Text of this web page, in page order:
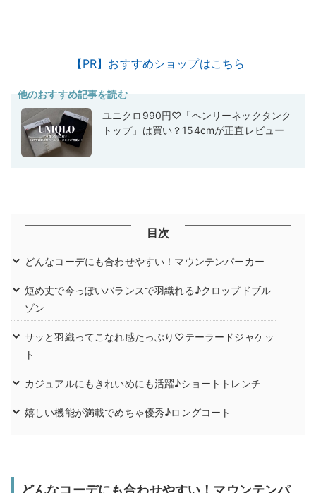
【PR】おすすめショップはこちら
他のおすすめ記事を読む
ユニクロ990円♡「ヘンリーネックタンク
トップ」は買い？154cmが正直レビュー
目次
どんなコーデにも合わせやすい！マウンテンパーカー
短め丈で今っぽいバランスで羽織れる♪クロップドブル
ゾン
サッと羽織ってこなれ感たっぷり♡テーラードジャケッ
ト
カジュアルにもきれいめにも活躍♪ショートトレンチ
嬉しい機能が満載でめちゃ優秀♪ロングコート